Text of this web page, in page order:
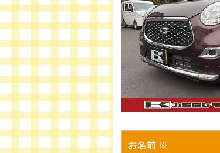
お名前 ※